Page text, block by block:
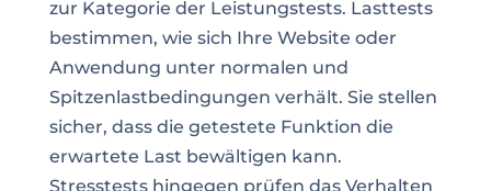
zur Kategorie der Leistungstests. Lasttests
bestimmen, wie sich Ihre Website oder
Anwendung unter normalen und
Spitzenlastbedingungen verhält. Sie stellen
sicher, dass die getestete Funktion die
erwartete Last bewältigen kann.
Stresstests hingegen prüfen das Verhalten